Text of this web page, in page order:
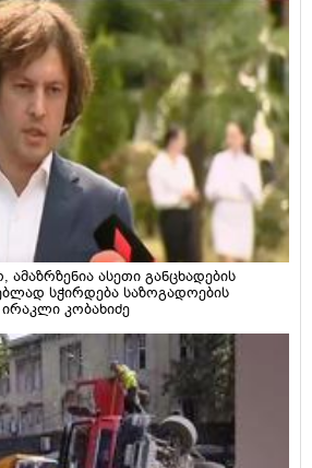
ამაზრზენია ასეთი განცხადების
სჭირდება საზოგადოების
კობახიძე